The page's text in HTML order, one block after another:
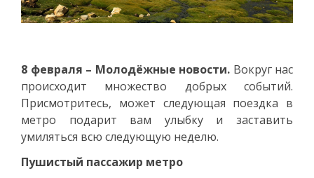
8 февраля – Молодёжные новости. Вокруг нас
происходит множество добрых событий.
Присмотритесь, может следующая поездка в
метро подарит вам улыбку и заставить
умиляться всю следующую неделю.
Пушистый пассажир метро